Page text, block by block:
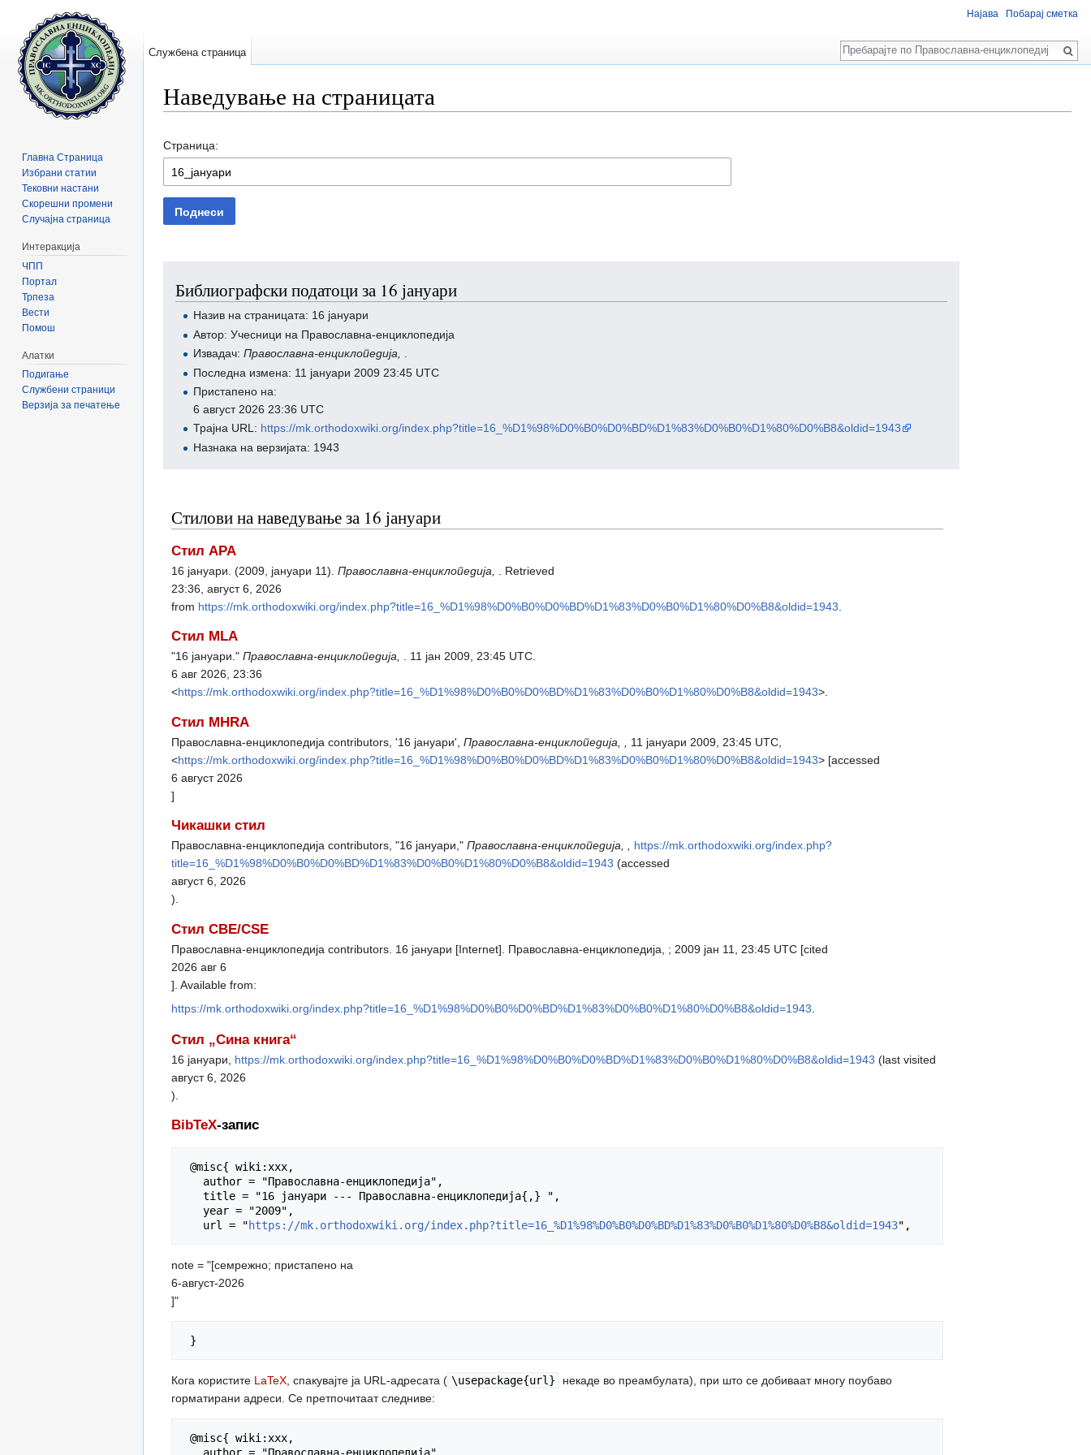
Наведување на страницата
Страница:
Поднеси
Библиографски податоци за 16 јануари
Назив на страницата: 16 јануари
Автор: Учесници на Православна-енциклопедија
Извадач:Православна-енциклопедија, .
Последна измена: 11 јануари 2009 23:45 UTC
Пристапено на:
6 август 2026 23:36 UTC
Трајна URL: https://mk.orthodoxwiki.org/index.php?title=16_%D1%98%D0%B0%D0%BD%D1%83%D0%B0%D1%80%D0%B8&oldid=1943
Назнака на верзијата: 1943
Стилови на наведување за 16 јануари
Стил APA
16 јануари. (2009, јануари 11). Православна-енциклопедија,
. Retrieved
23:36, август 6, 2026
from https://mk.orthodoxwiki.org/index.php?title=16_%D1%98%D0%B0%D0%BD%D1%83%D0%B0%D1%80%D0%B8&oldid=1943
Стил MLA
"16 јануари." Православна-енциклопедија, . 11 јан 2009, 23:45 UTC.
6 авг 2026, 23:36
<https://mk.orthodoxwiki.org/index.php?title=16_%D1%98%D0%B0%D0%BD%D1%83%D0%B0%D1%80%D0%B8&oldid=1943>.
Стил MHRA
Православна-енциклопедија contributors, '16 јануари', Православна-енциклопедија, ,
11 јануари 2009, 23:45 UTC,
<https://mk.orthodoxwiki.org/index.php?title=16_%D1%98%D0%B0%D0%BD%D1%83%D0%B0%D1%80%D0%B8&oldid=1943> [accessed
6 август 2026
]
Чикашки стил
Православна-енциклопедија contributors, "16 јануари," Православна-енциклопедија, ,
https://mk.orthodoxwiki.org/index.php?
title=16_%D1%98%D0%B0%D0%BD%D1%83%D0%B0%D1%80%D0%B8&oldid=1943 (accessed
август 6, 2026
).
Стил CBE/CSE
Православна-енциклопедија contributors. 16 јануари [Internet]. Православна-енциклопедија, ; 2009 јан 11, 23:45 UTC [cited
2026 авг 6
]. Available from:
https://mk.orthodoxwiki.org/index.php?title=16_%D1%98%D0%B0%D0%BD%D1%83%D0%B0%D1%80%D0%B8&oldid=1943
Стил „Сина книга“
16 јануари, https://mk.orthodoxwiki.org/index.php?title=16_%D1%98%D0%B0%D0%BD%D1%83%D0%B0%D1%80%D0%B8&oldid=1943 (last visited
август 6, 2026
).
BibTeX-запис
   url = "
https://mk.orthodoxwiki.org/index.php?title=16_%D1%98%D0%B0%D0%BD%D1%83%D0%B0%D1%80%D0%B8&oldid=1943
note = "[семрежно; пристапено на
6-август-2026
]"
Кога користите LaTeX, спакувајте ја URL-адресата ( \usepackage{url}
некаде во преамбулата), при што се добиваат многу поубаво
горматирани адреси. Се претпочитаат следниве:
Најава Побарај сметка
Службена страница
Пребарај
Главна Страница
Избрани статии
Тековни настани
Скорешни промени
Случајна страница
Интеракција
ЧПП
Портал
Трпеза
Вести
Помош
Алатки
Подигање
Службени страници
Верзија за печатење